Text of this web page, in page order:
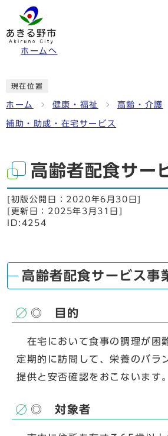
ホームへ
現在位置
ホーム 健康・福祉 高齢・介護
補助・助成・在宅サービス
高齢者配食サー
[初版公開日： 2020年6月30日
[更新日： 2025年3月31日
ID:4254
高齢者配食サービス事
◎ 目的
在宅において食事の調理が困
定期的に訪問して、栄養のバラ
提供と安否確認をおこないます。
◎ 対象者